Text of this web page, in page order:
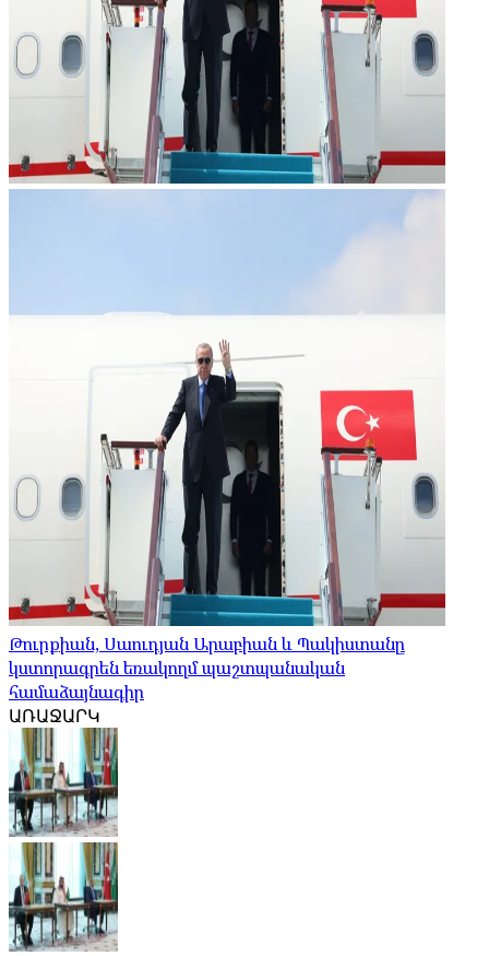
Թուրքիան, Սաուդյան Արաբիան և Պակիստանը
կստորագրեն եռակողմ պաշտպանական
համաձայնագիր
ԱՌԱՋԱՐԿ